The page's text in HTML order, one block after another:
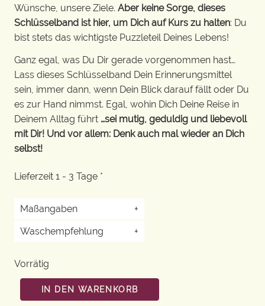
Wünsche, unsere Ziele. Aber keine Sorge, dieses
Schlüsselband ist hier, um Dich auf Kurs zu halten: Du
bist stets das wichtigste Puzzleteil Deines Lebens!
Ganz egal, was Du Dir gerade vorgenommen hast…
Lass dieses Schlüsselband Dein Erinnerungsmittel
sein, immer dann, wenn Dein Blick darauf fällt oder Du
es zur Hand nimmst. Egal, wohin Dich Deine Reise in
Deinem Alltag führt …sei mutig, geduldig und liebevoll
mit Dir! Und vor allem: Denk auch mal wieder an Dich
selbst!
Lieferzeit 1 - 3 Tage *
Maßangaben
+
Waschempfehlung
+
Vorrätig
IN DEN WARENKORB